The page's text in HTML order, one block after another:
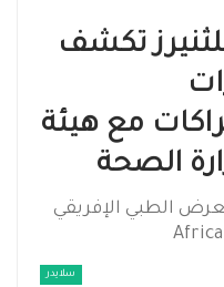
تكشف
مع هيئة
الصحة
الطبي الإفريقي
سلايدر